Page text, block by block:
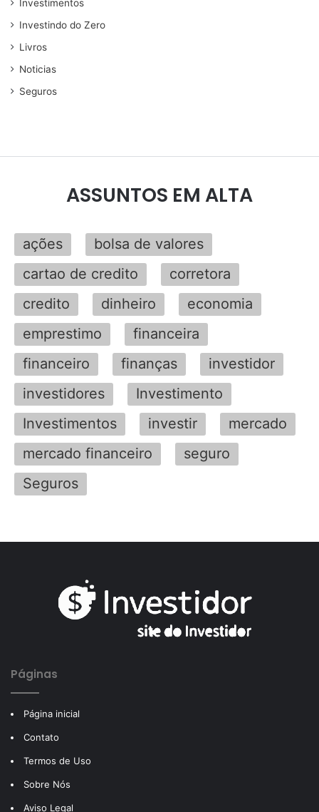
Investimentos
Investindo do Zero
Livros
Noticias
Seguros
ASSUNTOS EM ALTA
ações
bolsa de valores
cartao de credito
corretora
credito
dinheiro
economia
emprestimo
financeira
financeiro
finanças
investidor
investidores
Investimento
Investimentos
investir
mercado
mercado financeiro
seguro
Seguros
Páginas
Página inicial
Contato
Termos de Uso
Sobre Nós
Aviso Legal